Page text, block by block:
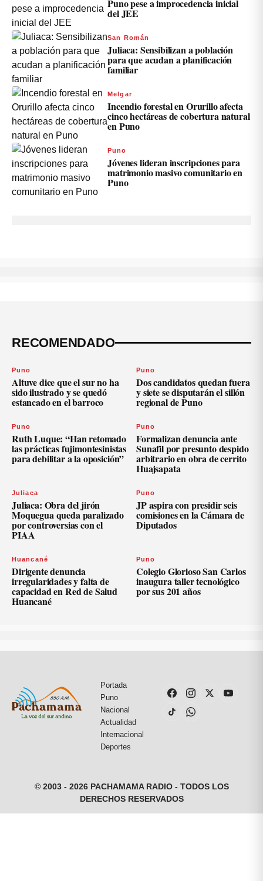
Puno pese a improcedencia inicial
del JEE
San Román
Juliaca: Sensibilizan a población
para que acudan a planificación
familiar
Melgar
Incendio forestal en Orurillo afecta
cinco hectáreas de cobertura natural
en Puno
Puno
Jóvenes lideran inscripciones para
matrimonio masivo comunitario en
Puno
RECOMENDADO
Puno
Altuve dice que el sur no ha
sido ilustrado y se quedó
estancado en el barroco
Puno
Dos candidatos quedan fuera
y siete se disputarán el sillón
regional de Puno
Puno
Ruth Luque: “Han retomado
las prácticas fujimontesinistas
para debilitar a la oposición”
Puno
Formalizan denuncia ante
Sunafil por presunto despido
arbitrario en obra de cerrito
Huajsapata
Juliaca
Juliaca: Obra del jirón
Moquegua queda paralizado
por controversias con el
PIAA
Puno
JP aspira con presidir seis
comisiones en la Cámara de
Diputados
Huancané
Dirigente denuncia
irregularidades y falta de
capacidad en Red de Salud
Huancané
Puno
Colegio Glorioso San Carlos
inaugura taller tecnológico
por sus 201 años
Portada
Puno
Nacional
Actualidad
Internacional
Deportes
© 2003 - 2026 PACHAMAMA RADIO - TODOS LOS
DERECHOS RESERVADOS